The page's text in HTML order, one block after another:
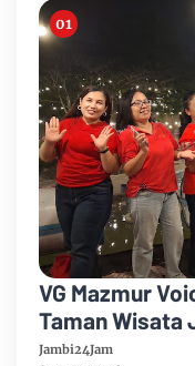
VG Mazmur
Taman Wisata
Kabupaten
Jambi24Jam